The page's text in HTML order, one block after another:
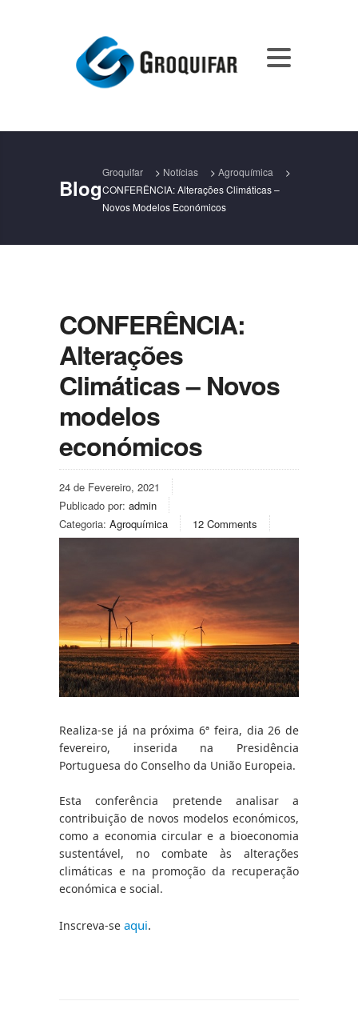
Blog
Groquifar > Notícias > Agroquímica
>
CONFERÊNCIA: Alterações Climáticas –
Novos Modelos Económicos
CONFERÊNCIA:
Alterações
Climáticas – Novos
modelos
económicos
24 de Fevereiro, 2021
Publicado por: admin
Categoria: Agroquímica 12 Comments
Realiza-se já na próxima 6ª feira, dia 26 de
fevereiro, inserida na Presidência
Portuguesa do Conselho da União Europeia.
Esta conferência pretende analisar a
contribuição de novos modelos económicos,
como a economia circular e a bioeconomia
sustentável, no combate às alterações
climáticas e na promoção da recuperação
económica e social.
Inscreva-se aqui.